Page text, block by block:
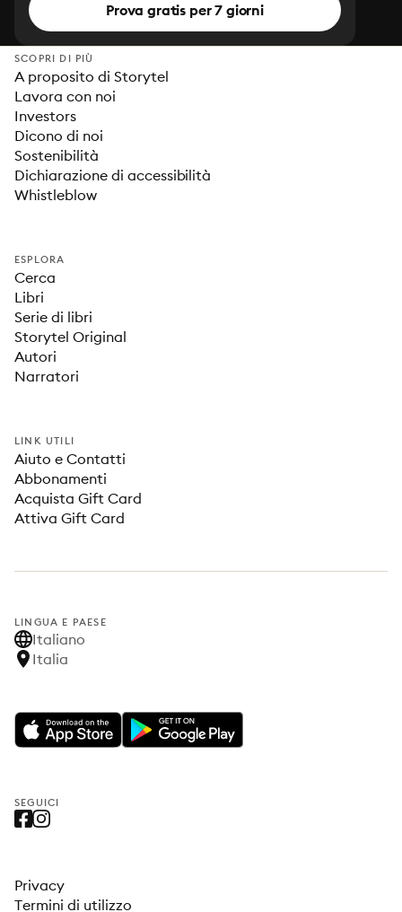
Prova gratis per 7 giorni
SCOPRI DI PIÙ
A proposito di Storytel
Lavora con noi
Investors
Dicono di noi
Sostenibilità
Dichiarazione di accessibilità
Whistleblow
ESPLORA
Cerca
Libri
Serie di libri
Storytel Original
Autori
Narratori
LINK UTILI
Aiuto e Contatti
Abbonamenti
Acquista Gift Card
Attiva Gift Card
LINGUA E PAESE
Italiano
Italia
SEGUICI
Privacy
Termini di utilizzo